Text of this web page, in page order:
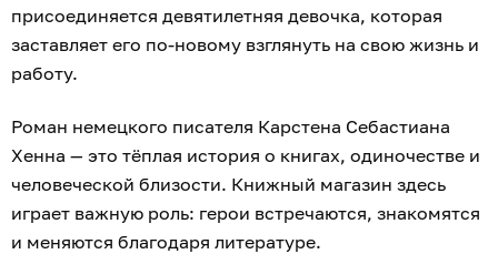
присоединяется девятилетняя девочка, которая
заставляет его по-новому взглянуть на свою жизнь и
работу.
Роман немецкого писателя Карстена Себастиана
Хенна — это тёплая история о книгах, одиночестве и
человеческой близости. Книжный магазин здесь
играет важную роль: герои встречаются, знакомятся
и меняются благодаря литературе.